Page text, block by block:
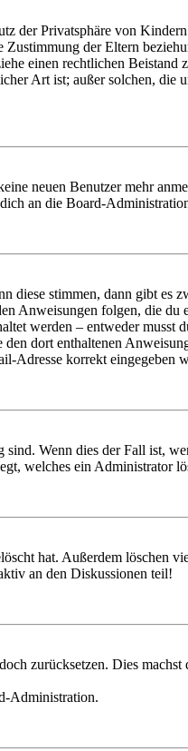
der Privatsphäre von
der Eltern
einen rechtlichen
Art ist; außer solchen,
neuen Benutzer mehr
an die Board-
diese stimmen, dann gibt es
Anweisungen folgen, die
werden – entweder musst
dort enthaltenen
Adresse korrekt eingegeben
Wenn dies der Fall ist,
welches ein Administrator
hat. Außerdem löschen
an den Diskussionen teil!
zurücksetzen. Dies
Administration.